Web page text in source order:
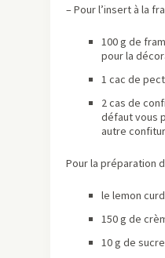
– Pour l’insert à la
100 g de
pour la
1 cac de
2 cas de
défaut vous
autre
Pour la préparation
le lemon
150 g de
10 g de